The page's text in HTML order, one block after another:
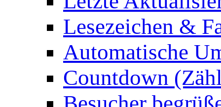
Lesezeichen &
Automatische
Countdown